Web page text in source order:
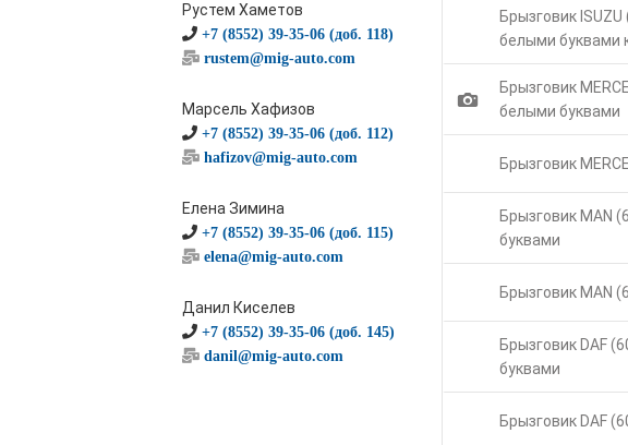
Рустем Хаметов
+7 (8552) 39-35-06 (доб. 118)
rustem@mig-auto.com
Марсель Хафизов
+7 (8552) 39-35-06 (доб. 112)
hafizov@mig-auto.com
Елена Зимина
+7 (8552) 39-35-06 (доб. 115)
elena@mig-auto.com
Данил Киселев
+7 (8552) 39-35-06 (доб. 145)
danil@mig-auto.com
Брызговик
белыми буквами
1
Брызговик
белыми буквами
Брызговик
Брызговик MAN
буквами
Брызговик MAN
Брызговик DAF
буквами
Брызговик DAF